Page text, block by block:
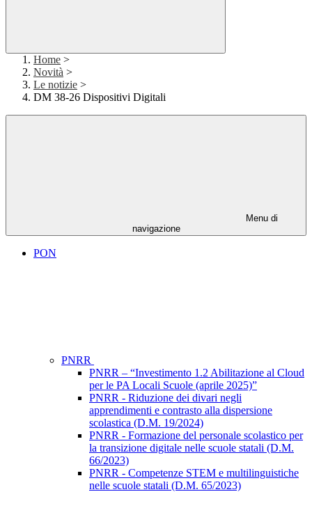
Home >
Novità >
Le notizie >
DM 38-26 Dispositivi Digitali
Menu di
navigazione
PON
PNRR
PNRR – “Investimento 1.2 Abilitazione al Cloud
per le PA Locali Scuole (aprile 2025)”
PNRR - Riduzione dei divari negli
apprendimenti e contrasto alla dispersione
scolastica (D.M. 19/2024)
PNRR - Formazione del personale scolastico per
la transizione digitale nelle scuole statali (D.M.
66/2023)
PNRR - Competenze STEM e multilinguistiche
nelle scuole statali (D.M. 65/2023)